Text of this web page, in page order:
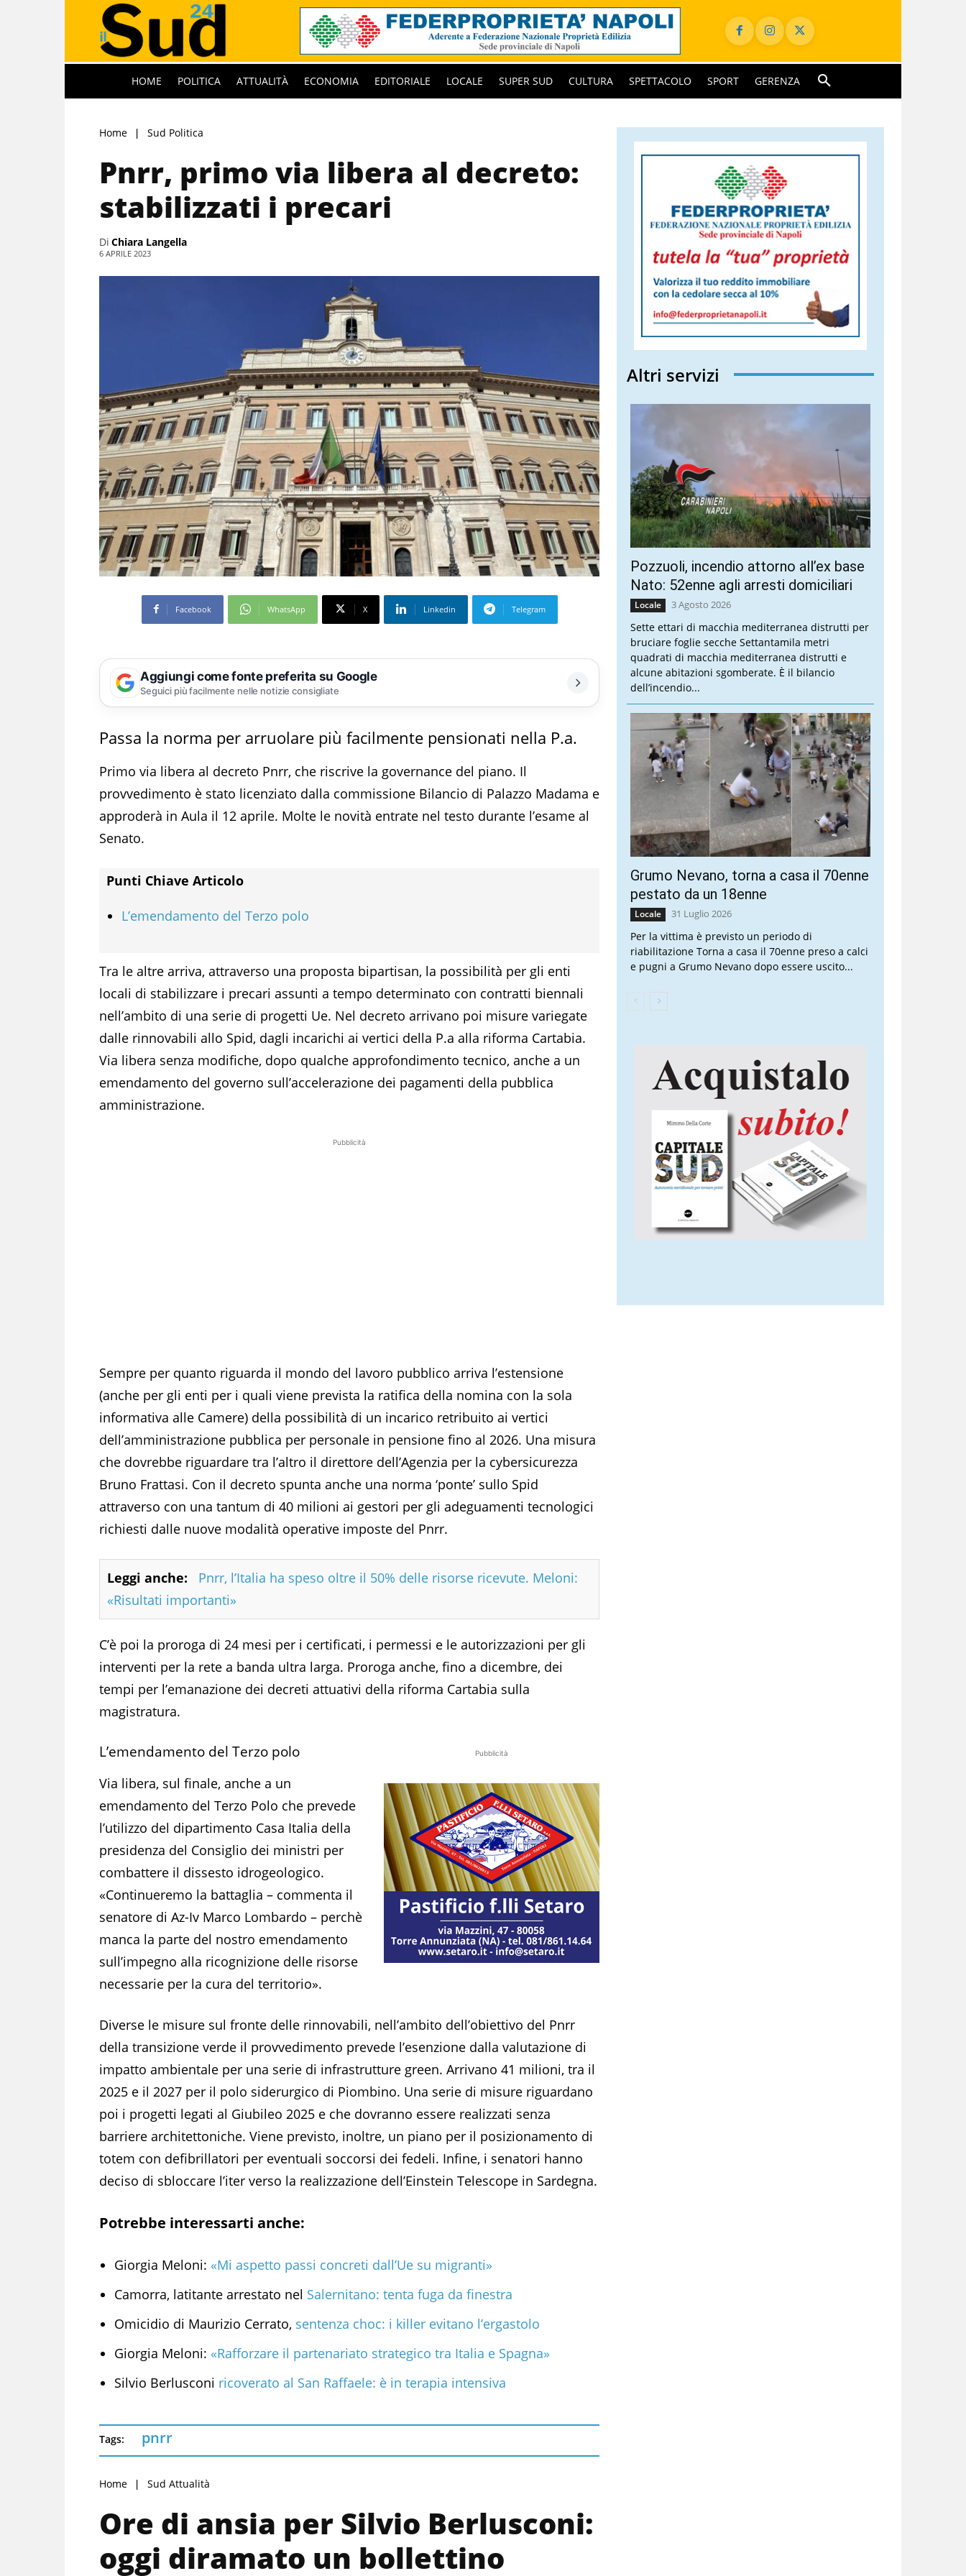
HOME POLITICA ATTUALITÀ ECONOMIA EDITORIALE LOCALE SUPER SUD CULTURA SPETTACOLO SPORT GERENZA
Home Sud Politica
Pnrr, primo via libera al decreto:
stabilizzati i precari
Di Chiara Langella
6 APRILE 2023
Facebook WhatsApp X Linkedin Telegram
Aggiungi come fonte preferita su Google
Seguici più facilmente nelle notizie consigliate
Passa la norma per arruolare più facilmente pensionati nella P.a.
Primo via libera al decreto Pnrr, che riscrive la governance del piano. Il
provvedimento è stato licenziato dalla commissione Bilancio di Palazzo Madama e
approderà in Aula il 12 aprile. Molte le novità entrate nel testo durante l’esame al
Senato.
Punti Chiave Articolo
L’emendamento del Terzo polo
Tra le altre arriva, attraverso una proposta bipartisan, la possibilità per gli enti
locali di stabilizzare i precari assunti a tempo determinato con contratti biennali
nell’ambito di una serie di progetti Ue. Nel decreto arrivano poi misure variegate
dalle rinnovabili allo Spid, dagli incarichi ai vertici della P.a alla riforma Cartabia.
Via libera senza modifiche, dopo qualche approfondimento tecnico, anche a un
emendamento del governo sull’accelerazione dei pagamenti della pubblica
amministrazione.
Pubblicità
Sempre per quanto riguarda il mondo del lavoro pubblico arriva l’estensione
(anche per gli enti per i quali viene prevista la ratifica della nomina con la sola
informativa alle Camere) della possibilità di un incarico retribuito ai vertici
dell’amministrazione pubblica per personale in pensione fino al 2026. Una misura
che dovrebbe riguardare tra l’altro il direttore dell’Agenzia per la cybersicurezza
Bruno Frattasi. Con il decreto spunta anche una norma ‘ponte’ sullo Spid
attraverso con una tantum di 40 milioni ai gestori per gli adeguamenti tecnologici
richiesti dalle nuove modalità operative imposte del Pnrr.
Leggi anche:
Pnrr, l’Italia ha speso oltre il 50% delle risorse ricevute. Meloni:
«Risultati importanti»
C’è poi la proroga di 24 mesi per i certificati, i permessi e le autorizzazioni per gli
interventi per la rete a banda ultra larga. Proroga anche, fino a dicembre, dei
tempi per l’emanazione dei decreti attuativi della riforma Cartabia sulla
magistratura.
Pubblicità
L’emendamento del Terzo polo
Via libera, sul finale, anche a un
emendamento del Terzo Polo che prevede
l’utilizzo del dipartimento Casa Italia della
presidenza del Consiglio dei ministri per
combattere il dissesto idrogeologico.
«Continueremo la battaglia – commenta il
senatore di Az-Iv Marco Lombardo – perchè
manca la parte del nostro emendamento
sull’impegno alla ricognizione delle risorse
necessarie per la cura del territorio».
Diverse le misure sul fronte delle rinnovabili, nell’ambito dell’obiettivo del Pnrr
della transizione verde il provvedimento prevede l’esenzione dalla valutazione di
impatto ambientale per una serie di infrastrutture green. Arrivano 41 milioni, tra il
2025 e il 2027 per il polo siderurgico di Piombino. Una serie di misure riguardano
poi i progetti legati al Giubileo 2025 e che dovranno essere realizzati senza
barriere architettoniche. Viene previsto, inoltre, un piano per il posizionamento di
totem con defibrillatori per eventuali soccorsi dei fedeli. Infine, i senatori hanno
deciso di sbloccare l’iter verso la realizzazione dell’Einstein Telescope in Sardegna.
Potrebbe interessarti anche:
Giorgia Meloni: «Mi aspetto passi concreti dall’Ue su migranti»
Camorra, latitante arrestato nel Salernitano: tenta fuga da finestra
Omicidio di Maurizio Cerrato, sentenza choc: i killer evitano l’ergastolo
Giorgia Meloni: «Rafforzare il partenariato strategico tra Italia e Spagna»
Silvio Berlusconi ricoverato al San Raffaele: è in terapia intensiva
Tags: pnrr
Home Sud Attualità
Ore di ansia per Silvio Berlusconi:
oggi diramato un bollettino
Altri servizi
Pozzuoli, incendio attorno all’ex base
Nato: 52enne agli arresti domiciliari
Locale 3 Agosto 2026
Sette ettari di macchia mediterranea distrutti per
bruciare foglie secche Settantamila metri
quadrati di macchia mediterranea distrutti e
alcune abitazioni sgomberate. È il bilancio
dell’incendio...
Grumo Nevano, torna a casa il 70enne
pestato da un 18enne
Locale 31 Luglio 2026
Per la vittima è previsto un periodo di
riabilitazione Torna a casa il 70enne preso a calci
e pugni a Grumo Nevano dopo essere uscito...